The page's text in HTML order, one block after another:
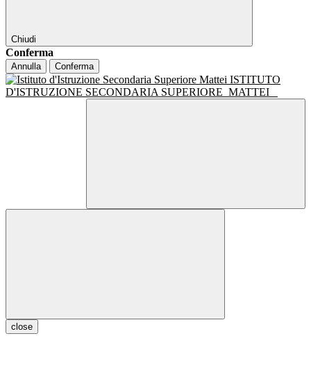
Chiudi
Conferma
Annulla Conferma
ISTITUTO
D'ISTRUZIONE SECONDARIA SUPERIORE MATTEI
close